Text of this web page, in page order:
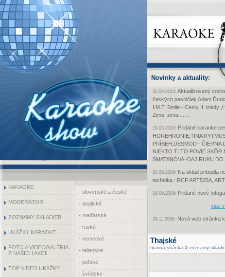
KARAOKE
MODERÁTORI
ZOZNAMY SKLADIEB
UKÁŽKY KARAOKE
FOTO A VIDEOGALÉRIA
Z NAŠICH AKCIÍ
TOP VIDEO UKÁŽKY
- slovenské a české
- anglické
- maďarské
- ruské
- nemecké
- talianske
- poľské
- švédske
Novinky a aktuality:
20.09.2014: Aktualizovaný
českých pesničiek Adam
I.M.T. Smile - Cesty II. triedy
Zima, zima .......
19.03.2010: Pridané karaoke
HOREHRONIE,TINA
PRÍBEH,DESMOD - ČIERNA
NIEKTO TI TO POVIE SKÔR
SMATANOVA -DAJ RUKU
20.09.2009: Na sklad pribudla
technika : RCF ART525A,
19.09.2009: Pridané nové
viac
29.11.2008: Nová web stránka
Thajské
hlavná stránka » zoznamy